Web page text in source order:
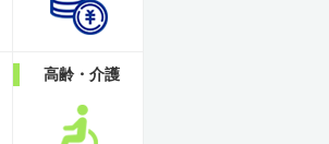
高齢・介護